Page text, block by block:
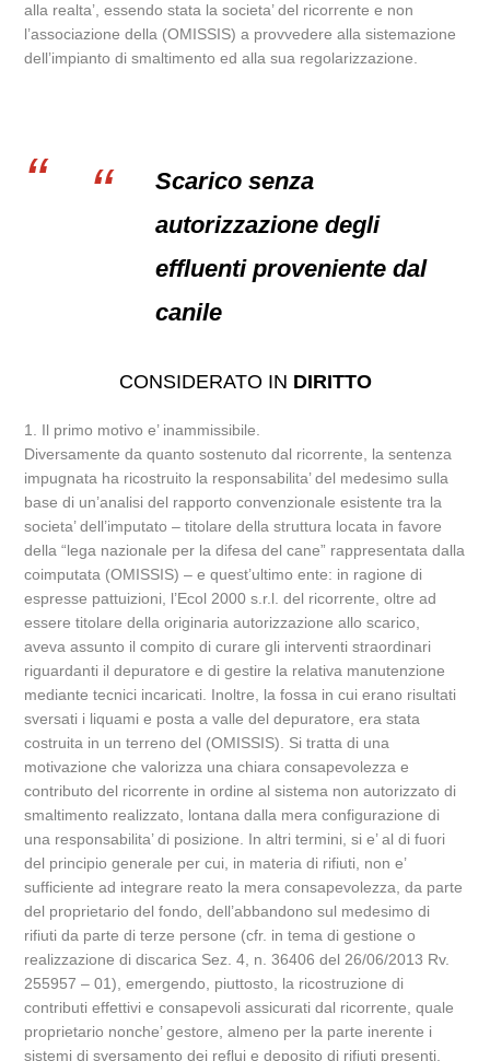
alla realta’, essendo stata la societa’ del ricorrente e non
l’associazione della (OMISSIS) a provvedere alla sistemazione
dell’impianto di smaltimento ed alla sua regolarizzazione.
Scarico senza
autorizzazione degli
effluenti proveniente dal
canile
CONSIDERATO IN DIRITTO
1. Il primo motivo e’ inammissibile.
Diversamente da quanto sostenuto dal ricorrente, la sentenza
impugnata ha ricostruito la responsabilita’ del medesimo sulla
base di un’analisi del rapporto convenzionale esistente tra la
societa’ dell’imputato – titolare della struttura locata in favore
della “lega nazionale per la difesa del cane” rappresentata dalla
coimputata (OMISSIS) – e quest’ultimo ente: in ragione di
espresse pattuizioni, l’Ecol 2000 s.r.l. del ricorrente, oltre ad
essere titolare della originaria autorizzazione allo scarico,
aveva assunto il compito di curare gli interventi straordinari
riguardanti il depuratore e di gestire la relativa manutenzione
mediante tecnici incaricati. Inoltre, la fossa in cui erano risultati
sversati i liquami e posta a valle del depuratore, era stata
costruita in un terreno del (OMISSIS). Si tratta di una
motivazione che valorizza una chiara consapevolezza e
contributo del ricorrente in ordine al sistema non autorizzato di
smaltimento realizzato, lontana dalla mera configurazione di
una responsabilita’ di posizione. In altri termini, si e’ al di fuori
del principio generale per cui, in materia di rifiuti, non e’
sufficiente ad integrare reato la mera consapevolezza, da parte
del proprietario del fondo, dell’abbandono sul medesimo di
rifiuti da parte di terze persone (cfr. in tema di gestione o
realizzazione di discarica Sez. 4, n. 36406 del 26/06/2013 Rv.
255957 – 01), emergendo, piuttosto, la ricostruzione di
contributi effettivi e consapevoli assicurati dal ricorrente, quale
proprietario nonche’ gestore, almeno per la parte inerente i
sistemi di sversamento dei reflui e deposito di rifiuti presenti,